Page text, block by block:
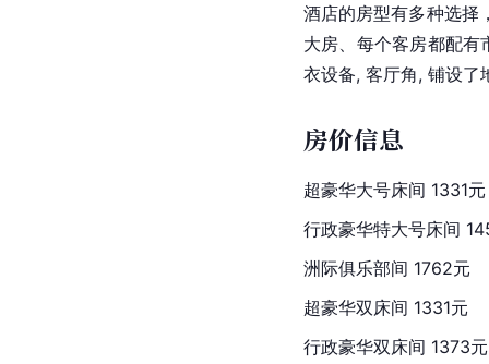
酒店的房型有多种选择
大房、每个客房都配
衣设备, 客厅角, 铺设了
房价信息
超豪华大号床间 1331元
行政豪华特大号床间
洲际俱乐部间 1762元
超豪华双床间 1331元
行政豪华双床间 1373元